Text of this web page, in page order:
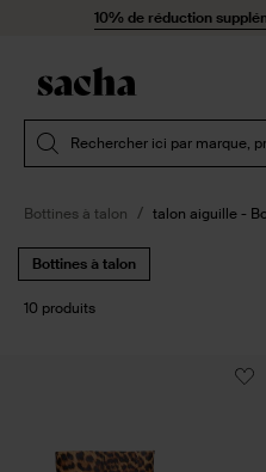
Passer au contenu
10% de réduction
Rechercher ici par marque,
Bottines à talon talon aiguille -
Bottines à talon
10 produits